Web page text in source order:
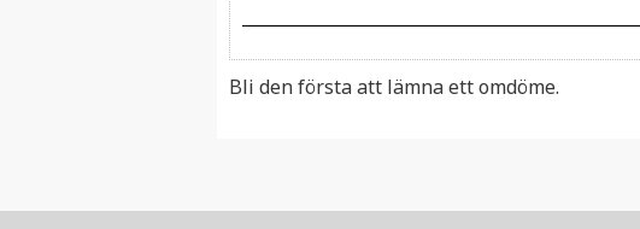
Bli den första att lämna ett omdöme.